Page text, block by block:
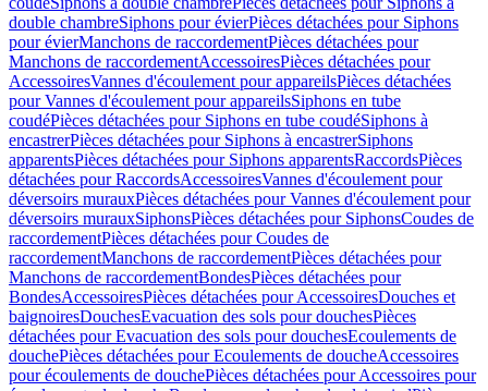
double chambreSiphons pour évierPièces détachées pour Siphons
pour évierManchons de raccordementPièces détachées pour
Manchons de raccordementAccessoiresPièces détachées pour
AccessoiresVannes d'écoulement pour appareilsPièces détachées
pour Vannes d'écoulement pour appareilsSiphons en tube
coudéPièces détachées pour Siphons en tube coudéSiphons à
encastrerPièces détachées pour Siphons à encastrerSiphons
apparentsPièces détachées pour Siphons apparentsRaccordsPièces
détachées pour RaccordsAccessoiresVannes d'écoulement pour
déversoirs murauxPièces détachées pour Vannes d'écoulement pour
déversoirs murauxSiphonsPièces détachées pour SiphonsCoudes de
raccordementPièces détachées pour Coudes de
raccordementManchons de raccordementPièces détachées pour
Manchons de raccordementBondesPièces détachées pour
BondesAccessoiresPièces détachées pour AccessoiresDouches et
baignoiresDouchesEvacuation des sols pour douchesPièces
détachées pour Evacuation des sols pour douchesEcoulements de
douchePièces détachées pour Ecoulements de doucheAccessoires
pour écoulements de douchePièces détachées pour Accessoires pour